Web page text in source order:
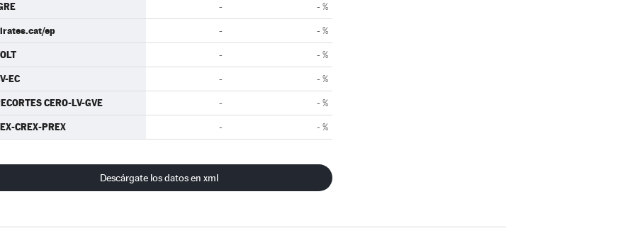
- - %
ep - - %
- - %
EC - - %
CERO-LV-GVE - - %
CREX-PREX - - %
Descárgate los datos en xml